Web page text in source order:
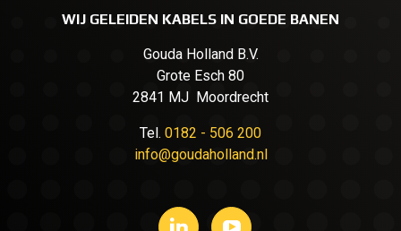
WIJ GELEIDEN KABELS IN GOEDE BANEN
Gouda Holland B.V.
Grote Esch 80
2841 MJ Moordrecht
Tel. 0182 - 506 200
info@goudaholland.nl